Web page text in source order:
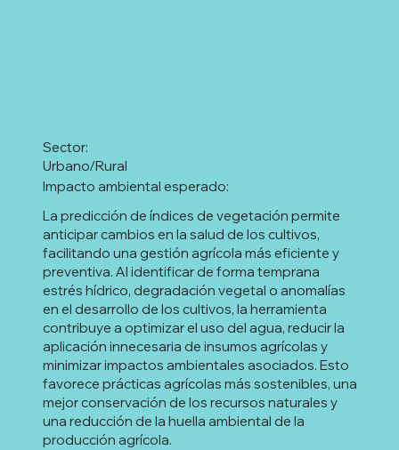
Urbano/Rural
Sector:
La predicción de índices de vegetación permite
anticipar cambios en la salud de los cultivos,
facilitando una gestión agrícola más eficiente y
preventiva. Al identificar de forma temprana
estrés hídrico, degradación vegetal o anomalías
en el desarrollo de los cultivos, la herramienta
contribuye a optimizar el uso del agua, reducir la
aplicación innecesaria de insumos agrícolas y
minimizar impactos ambientales asociados. Esto
favorece prácticas agrícolas más sostenibles, una
mejor conservación de los recursos naturales y
una reducción de la huella ambiental de la
producción agrícola.
Impacto ambiental esperado: